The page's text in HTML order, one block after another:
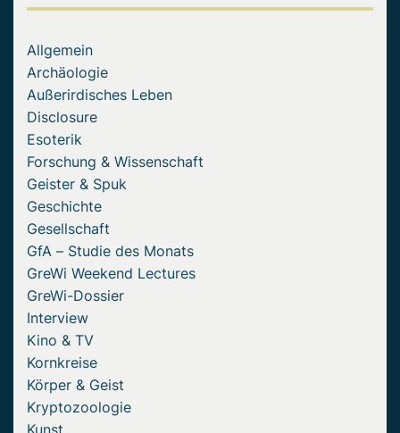
Allgemein
Archäologie
Außerirdisches Leben
Disclosure
Esoterik
Forschung & Wissenschaft
Geister & Spuk
Geschichte
Gesellschaft
GfA – Studie des Monats
GreWi Weekend Lectures
GreWi-Dossier
Interview
Kino & TV
Kornkreise
Körper & Geist
Kryptozoologie
Kunst